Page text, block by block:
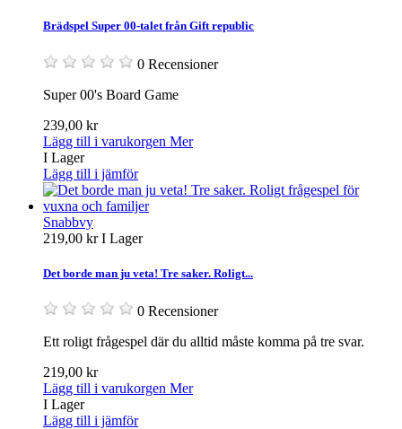
Brädspel Super 00-talet från Gift republic
0 Recensioner
Super 00's Board Game
239,00 kr
Lägg till i varukorgen Mer
I Lager
Lägg till i jämför
Snabbvy
219,00 krI Lager
Det borde man ju veta! Tre saker. Roligt...
0 Recensioner
Ett roligt frågespel där du alltid måste komma på tre svar.
219,00 kr
Lägg till i varukorgen Mer
I Lager
Lägg till i jämför